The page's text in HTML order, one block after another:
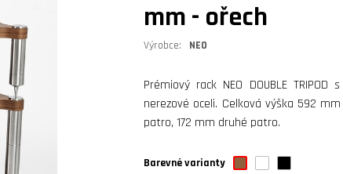
mm - ořech
Výrobce: NEO
Prémiový rack NEO DOUBLE
nerezové oceli. Celková výška 592
patro, 172 mm druhé patro.
Barevné varianty